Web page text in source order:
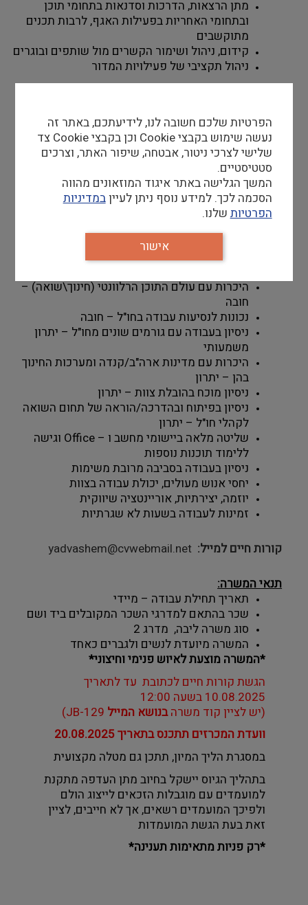
מתוקשבים
קידום, ניהול ושימור הקשרים מול שותפים ובוגרים
ניהול תקציבי של פעילויות המדור
דרישות סף
הרוח/החברה)
תואר שני – יתרון
היכרות עם עולם התוכן הרלוונטי (חינוך\שואה) –
חובה
נכונות לנסיעות עבודה בחו"ל – חובה
משמעותי
היכרות עם מדינות ארה"ב/קנדה ומערכות החינוך
בהן – יתרון
ניסיון מוכח בהובלת צוות – יתרון
לקהלי חו"ל – יתרון
ללימוד תוכנות נוספות
ניסיון בעבודה בסביבה מרובת משימות
יחסי אנוש מעולים, יכולת עבודה בצוות
יוזמה, יצירתיות, אוריינטציה שיווקית
זמינות לעבודה בשעות לא שגרתיות
קורות חיים למייל yadvashem@cvwebmail.net
תנאי המשרה:
תאריך תחילת עבודה – מיידי
שכר בהתאם למדרגי השכר המקובלים ביד ושם
סוג משרה ליבה,  מדרג 2
המשרה מיועדת לנשים ולגברים כאחד
*המשרה מוצעת לאיוש פנימי וחיצוני*
הגשת קורות חיים לכתובת
עד לתאריך
10.08.2025 בשעה 12:00
(יש לציין קוד משרה בנושא המייל
וועדת המכרזים תתכנס בתאריך 20.08.2025
במסגרת הליך המיון, תתכן גם מטלה מקצועית
בתהליך הגיוס יישקל בחיוב מתן העדפה מתקנת
זאת בעת הגשת המועמדות
*רק פניות מתאימות תענינה*
הפרטיות שלכם חשובה לנו, לידיעתכם, באתר זה
נעשה שימוש בקבצי Cookie וכן בקבצי Cookie צד
שלישי לצרכי ניטור, אבטחה, שיפור האתר, וצרכים
סטטיסטיים.
המשך הגלישה באתר איגוד המוזאונים מהווה
הסכמה לכך. למידע נוסף ניתן לעייןבמדיניות
הפרטיותשלנו.
אישור